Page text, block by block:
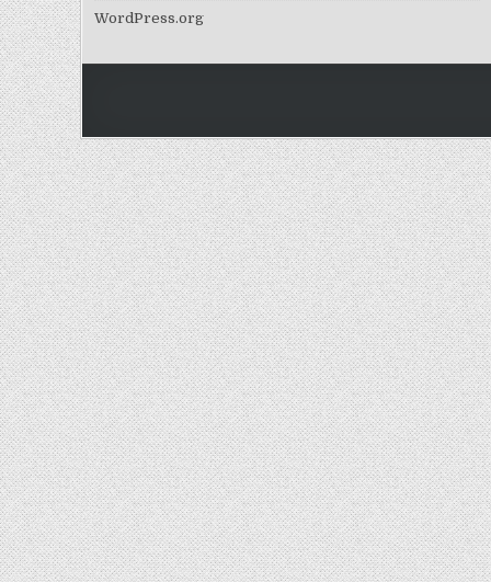
WordPress.org